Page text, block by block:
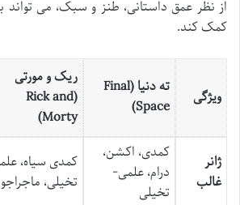
از نظر عمق داستانی، طنز و سبک، می تواند
کمک کند.
ویژگی
ته دنیا (Final
Space)
ریک و مورتی
(Rick and
Morty)
ژانر
غالب
کمدی، اکشن،
درام، علمی-
تخیلی
کمدی سیاه،
تخیلی،